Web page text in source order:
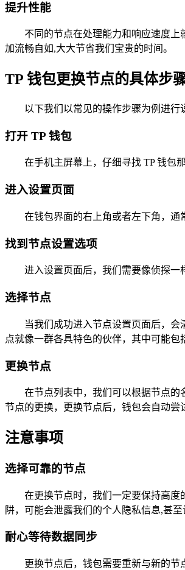
提升性能
不同的节点在处理能力和响应速度
加流畅自如,大大节省我们宝贵的时间。
TP 钱包更换节点的具体步
以下我们以常见的操作步骤为例进行
打开 TP 钱包
在手机主屏幕上，仔细寻找 TP 钱包
进入设置页面
在钱包界面的右上角或者左下角，通
找到节点设置选项
进入设置页面后，我们需要像侦探一
选择节点
当我们成功进入节点设置页面后，
点就像一群各具特色的伙伴，其中可能包
更换节点
在节点列表中，我们可以根据节点
节点的更换，更换节点后，钱包会自动尝
注意事项
选择可靠的节点
在更换节点时，我们一定要保持高
阱，可能会泄露我们的个人隐私信息,甚至
耐心等待数据同步
更换节点后，钱包需要重新与新的